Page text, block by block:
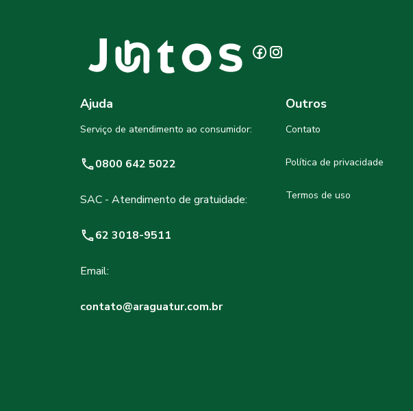
Ajuda
Serviço de atendimento ao consumidor:
0800 642 5022
SAC - Atendimento de gratuidade:
62 3018-9511
Email:
contato@araguatur.com.br
Outros
Contato
Política de privacidade
Termos de uso